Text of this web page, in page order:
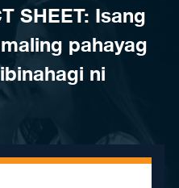
SHEET: Isang
pahayag
ni